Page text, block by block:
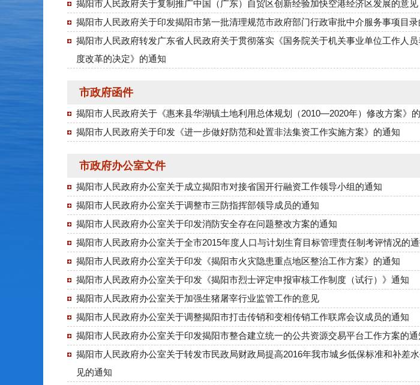
揭阳市人民政府关于复制推广中国（广东）自贸区创新经验加快空港经济区发展的意见
揭阳市人民政府关于印发揭阳市第一批清理规范市政府部门行政审批中介服务事项目录
揭阳市人民政府转发广东省人民政府关于贯彻落实《国务院关于机关事业单位工作人员
度改革的决定》的通知
市政府函件
揭阳市人民政府关于《惠来县华湖镇土地利用总体规划（2010—2020年）修改方案》
揭阳市人民政府关于印发《进一步做好防范和处置非法集资工作实施方案》的通知
市政府办公室文件
揭阳市人民政府办公室关于成立揭阳市对接省国开行融资工作领导小组的通知
揭阳市人民政府办公室关于调整市三防指挥部领导成员的通知
揭阳市人民政府办公室关于印发消防安全存在问题整改方案的通知
揭阳市人民政府办公室关于全市2015年度人口与计划生育目标管理责任制考评情况的
揭阳市人民政府办公室关于印发《揭阳市火灾隐患重点地区整治工作方案》的通知
揭阳市人民政府办公室关于印发《揭阳市烈士评定申报审核工作制度（试行）》通知
揭阳市人民政府办公室关于加强生猪屠宰行业监管工作的意见
揭阳市人民政府办公室关于调整揭阳市打击传销和变相传销工作联席会议成员的通知
揭阳市人民政府办公室关于印发揭阳市整合建立统一的公共资源交易平台工作方案的通
揭阳市人民政府办公室关于转发市民政局财政局提高2016年我市城乡低保标准和补差
见的通知